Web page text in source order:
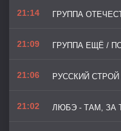
21:14
21:09
21:06 РУССКИЙ
21:02 ЛЮБЭ - ТАМ, ЗА